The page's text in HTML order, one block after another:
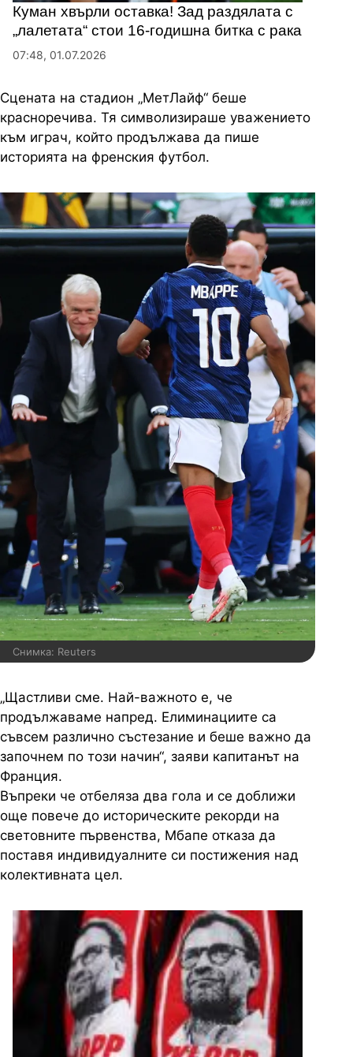
Куман хвърли оставка! Зад раздялата с
„лалетата“ стои 16-годишна битка с рака
07:48, 01.07.2026
Сцената на стадион „МетЛайф“ беше
красноречива. Тя символизираше уважението
към играч, който продължава да пише
историята на френския футбол.
Снимка: Reuters
„Щастливи сме. Най-важното е, че
продължаваме напред. Елиминациите са
съвсем различно състезание и беше важно да
започнем по този начин“, заяви капитанът на
Франция.
Въпреки че отбеляза два гола и се доближи
още повече до историческите рекорди на
световните първенства, Мбапе отказа да
поставя индивидуалните си постижения над
колективната цел.